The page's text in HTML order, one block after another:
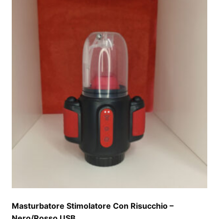
Masturbatore Stimolatore Con Risucchio –